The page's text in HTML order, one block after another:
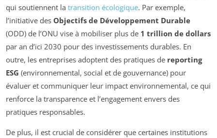
qui soutiennent la transition écologique. Par exemple,
l’initiative des Objectifs de Développement Durable
(ODD) de l’ONU vise à mobiliser plus de 1 trillion de dollars
par an d’ici 2030 pour des investissements durables. En
outre, les entreprises adoptent des pratiques de reporting
ESG (environnemental, social et de gouvernance) pour
évaluer et communiquer leur impact environnemental, ce qui
renforce la transparence et l’engagement envers des
pratiques responsables.
De plus, il est crucial de considérer que certaines institutions